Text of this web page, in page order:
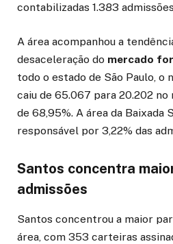
contabilizadas 1.383
A área acompanhou a
desaceleração do mercado
todo o estado de São Paulo, o
caiu de 65.067 para 20.202
de 68,95%. A área da Baixada
responsável por 3,22% das
Santos concentra
admissões
Santos concentrou a maior
área, com 353 carteiras